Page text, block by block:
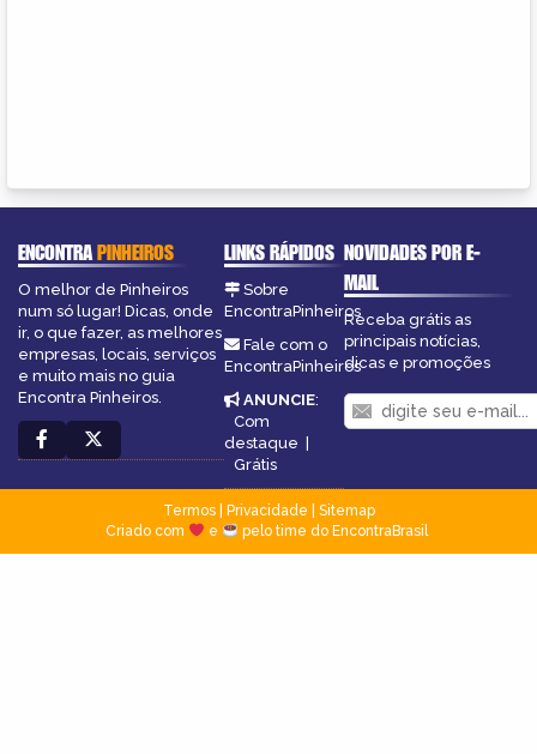
ENCONTRAPINHEIROS
O melhor de Pinheiros
num só lugar! Dicas, onde
ir, o que fazer, as melhores
empresas, locais, serviços
e muito mais no guia
Encontra Pinheiros.
LINKS RÁPIDOS
Sobre
EncontraPinheiros
Fale com o
EncontraPinheiros
ANUNCIE:
Com
destaque |
Grátis
NOVIDADES POR E-
MAIL
Receba grátis as
principais notícias,
dicas e promoções
Termos| Privacidade
Sitemap
Criado com
e pelo time do EncontraBrasil